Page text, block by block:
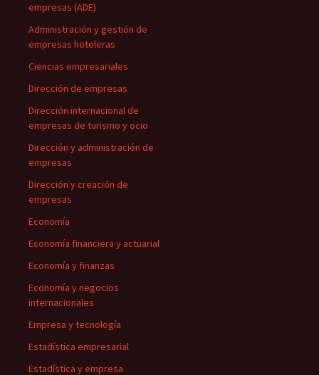
empresas (ADE)
Administración y gestión de
empresas hoteleras
Ciencias empresariales
Dirección de empresas
Dirección internacional de
empresas de turismo y ocio
Dirección y administración de
empresas
Dirección y creación de
empresas
Economía
Economía financiera y actuarial
Economía y finanzas
Economía y negocios
internacionales
Empresa y tecnología
Estadística empresarial
Estadística y empresa